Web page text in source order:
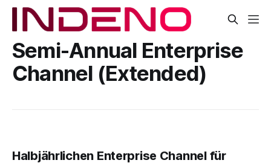
Semi-Annual Enterprise
Channel (Extended)
Halbjährlichen Enterprise Channel für